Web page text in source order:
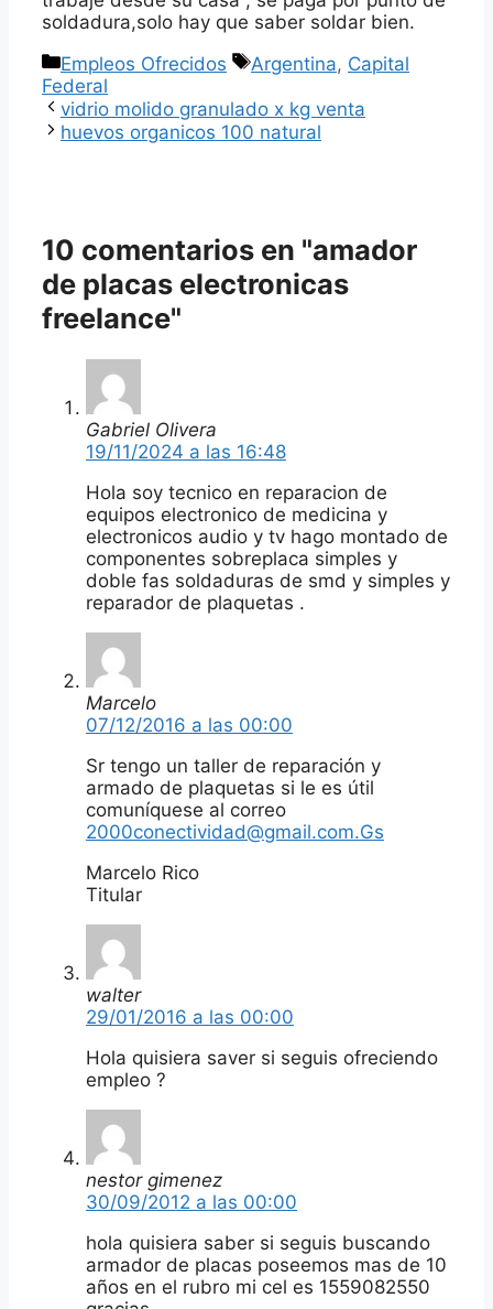
soldadura,solo hay que saber soldar bien.
Categorías
Empleos Ofrecidos Etiquetas
Argentina, Capital
Federal
vidrio molido granulado x kg venta
huevos organicos 100 natural
10 comentarios en "amador
de placas electronicas
freelance"
Gabriel Olivera
19/11/2024 a las 16:48
Hola soy tecnico en reparacion de
equipos electronico de medicina y
electronicos audio y tv hago montado de
componentes sobreplaca simples y
doble fas soldaduras de smd y simples y
reparador de plaquetas .
Marcelo
07/12/2016 a las 00:00
Sr tengo un taller de reparación y
armado de plaquetas si le es útil
comuníquese al correo
2000conectividad@gmail.com.Gs
Marcelo Rico
Titular
walter
29/01/2016 a las 00:00
Hola quisiera saver si seguis ofreciendo
empleo ?
nestor gimenez
30/09/2012 a las 00:00
hola quisiera saber si seguis buscando
armador de placas poseemos mas de 10
años en el rubro mi cel es 1559082550